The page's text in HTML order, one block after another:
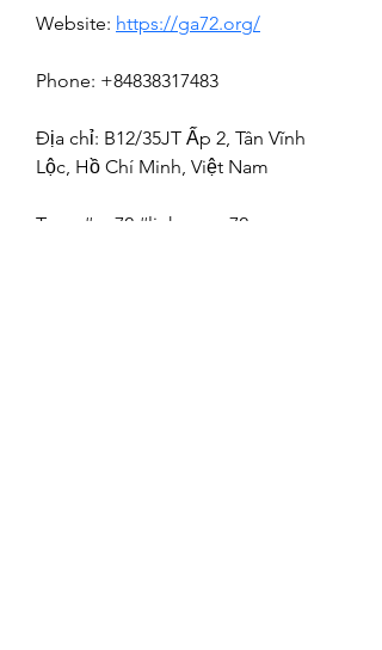
Website: https://ga72.org/
Phone: +84838317483
Địa chỉ: B12/35JT Ấp 2, Tân Vĩnh
Lộc, Hồ Chí Minh, Việt Nam
Tags: #ga72 #linkvaoga72